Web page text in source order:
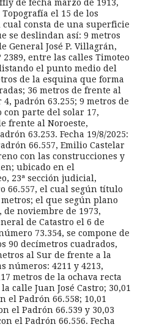
de fecha marzo de 1913,
el 15 de los
cual consta de una superficie
se deslindan así: 9 metros
General José P. Villagrán,
2389, entre las calles Timoteo
el punto medio del
de la esquina que forma
36 metros de frente al
padrón 63.255; 9 metros de
parte del solar 17,
frente al Noroeste,
63.253. Fecha 19/8/2025:
66.557, Emilio Castelar
con las construcciones y
ubicado en el
23ª sección judicial,
66.557, el cual según título
el que según plano
de noviembre de 1973,
de Catastro el 6 de
73.354, se compone de
90 decímetros cuadrados,
al Sur de frente a la
números: 4211 y 4213,
metros de la ochava recta
calle Juan José Castro; 30,01
el Padrón 66.558; 10,01
el Padrón 66.539 y 30,03
el Padrón 66.556. Fecha